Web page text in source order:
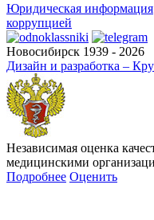
Юридическая информация
коррупцией
Новосибирск 1939 - 2026
Дизайн и разработка –
Независимая оценка
медицинскими
Подробнее Оценить